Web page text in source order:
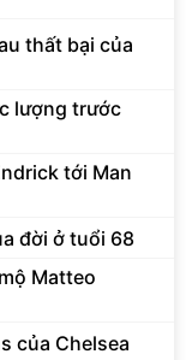
thất bại của
lượng trước
tới Man
đời ở tuổi 68
Matteo
của Chelsea